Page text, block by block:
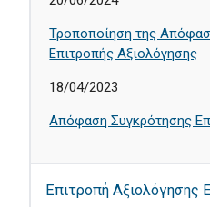
Τροποποίηση της
Επιτροπής Αξιολόγησης
18/04/2023
Απόφαση Συγκρότησης
Επιτροπή Αξιολόγησης